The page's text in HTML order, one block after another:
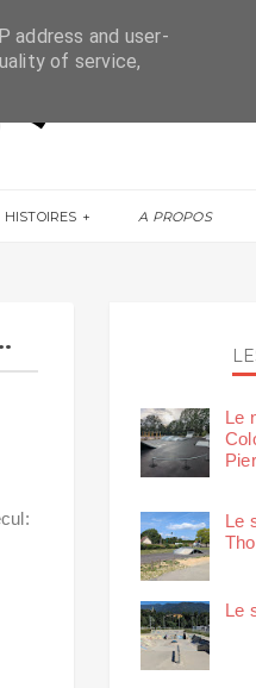
HISTOIRES A PROPOS
Le
Le
Le
address and user-
of service,